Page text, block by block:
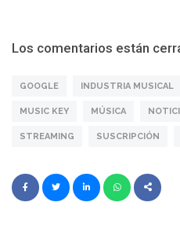
Los comentarios están
GOOGLE INDUSTRIA MUSICAL
MUSIC KEY MÚSICA
STREAMING SUSCRIPCIÓN